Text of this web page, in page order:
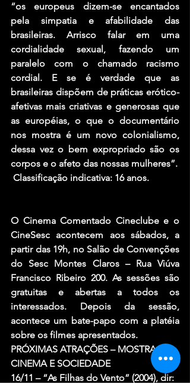
“os europeus dizem-se encantados
pela simpatia e afabilidade das
brasileiras. Arrisco falar em uma
cordialidade sexual, fazendo um
paralelo com o chamado racismo
cordial. E se é verdade que as
brasileiras dispõem de práticas erótico-
afetivas mais criativas e generosas que
as européias, o que o documentário
nos mostra é um novo colonialismo,
dessa vez o bem expropriado são os
corpos e o afeto das nossas mulheres”.
Classificação indicativa: 16 anos.
O Cinema Comentado Cineclube e o
CineSesc acontecem aos sábados, a
partir das 19h, no Salão de Convenções
do Sesc Montes Claros – Rua Viúva
Francisco Ribeiro 200. As sessões são
gratuitas e abertas a todos os
interessados. Depois da sessão,
acontece um bate-papo com a platéia
sobre os filmes apresentados.
PRÓXIMAS ATRAÇÕES – MOSTRA
CINEMA E SOCIEDADE
16/11 – “As Filhas do Vento” (2004), dir: